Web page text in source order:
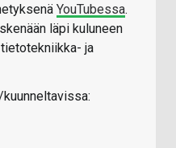
YouTubessa.
läpi kuluneen
ja